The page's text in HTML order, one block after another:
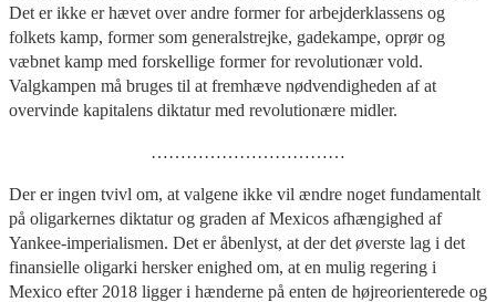
Det er ikke er hævet over andre former for arbejderklassens og
folkets kamp, former som generalstrejke, gadekampe, oprør og
væbnet kamp med forskellige former for revolutionær vold.
Valgkampen må bruges til at fremhæve nødvendigheden af at
overvinde kapitalens diktatur med revolutionære midler.
……………………………
Der er ingen tvivl om, at valgene ikke vil ændre noget fundamentalt
på oligarkernes diktatur og graden af Mexicos afhængighed af
Yankee-imperialismen. Det er åbenlyst, at der det øverste lag i det
finansielle oligarki hersker enighed om, at en mulig regering i
Mexico efter 2018 ligger i hænderne på enten de højreorienterede og